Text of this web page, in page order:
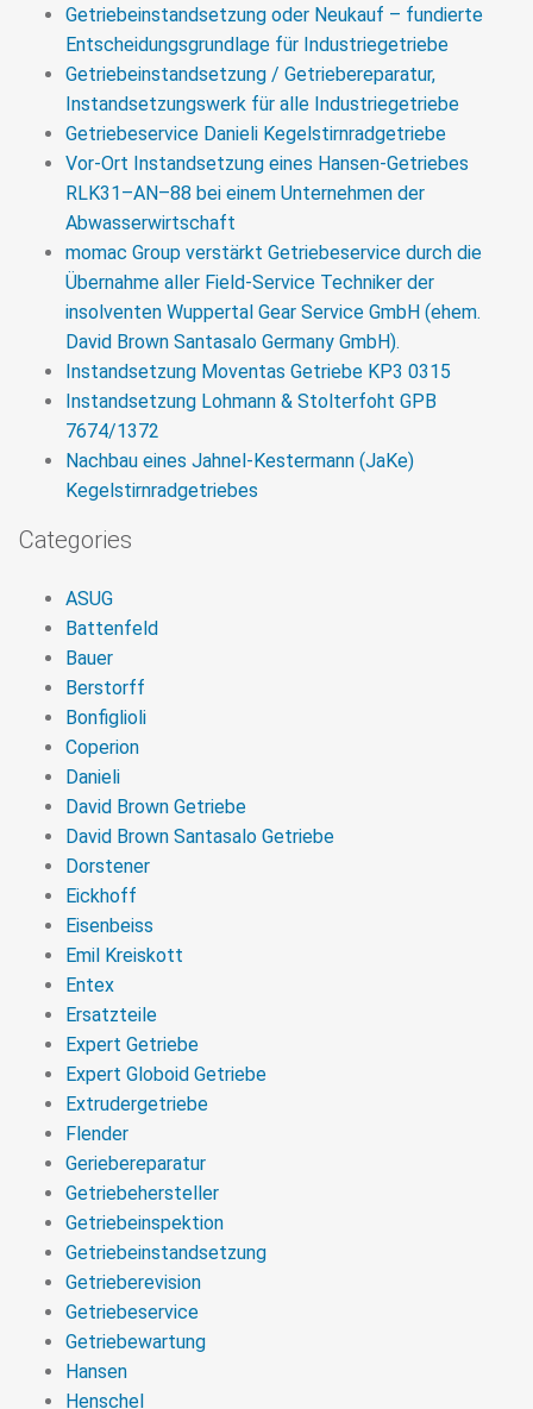
Getriebeinstandsetzung oder Neukauf – fundierte
Entscheidungsgrundlage für Industriegetriebe
Getriebeinstandsetzung / Getriebereparatur,
Instandsetzungswerk für alle Industriegetriebe
Getriebeservice Danieli Kegelstirnradgetriebe
Vor-Ort Instandsetzung eines Hansen-Getriebes
RLK31–AN–88 bei einem Unternehmen der
Abwasserwirtschaft
momac Group verstärkt Getriebeservice durch die
Übernahme aller Field-Service Techniker der
insolventen Wuppertal Gear Service GmbH (ehem.
David Brown Santasalo Germany GmbH).
Instandsetzung Moventas Getriebe KP3 0315
Instandsetzung Lohmann & Stolterfoht GPB
7674/1372
Nachbau eines Jahnel-Kestermann (JaKe)
Kegelstirnradgetriebes
Categories
ASUG
Battenfeld
Bauer
Berstorff
Bonfiglioli
Coperion
Danieli
David Brown Getriebe
David Brown Santasalo Getriebe
Dorstener
Eickhoff
Eisenbeiss
Emil Kreiskott
Entex
Ersatzteile
Expert Getriebe
Expert Globoid Getriebe
Extrudergetriebe
Flender
Geriebereparatur
Getriebehersteller
Getriebeinspektion
Getriebeinstandsetzung
Getrieberevision
Getriebeservice
Getriebewartung
Hansen
Henschel